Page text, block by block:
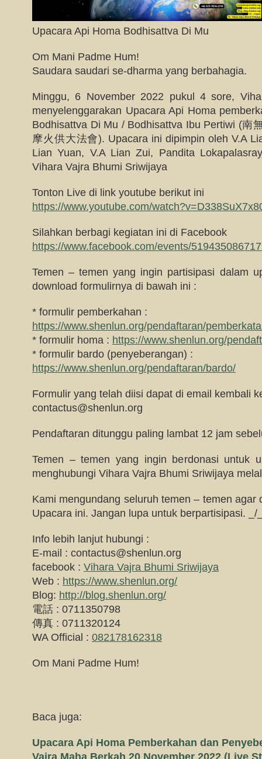
Upacara Api Homa Bodhisattva Di Mu
Om Mani Padme Hum!
Saudara saudari se-dharma yang berbahagia.
Minggu, 6 November 2022 pukul 4 sore,
menyelenggarakan Upacara Api Homa
Bodhisattva Di Mu / Bodhisattva Ibu Pertiwi (南
摩火供大法會). Upacara ini dipimpin oleh V.A
Lian Yuan, V.A Lian Zui, Pandita
Vihara Vajra Bhumi Sriwijaya
Tonton Live di link youtube berikut ini
https://www.youtube.com/
Silahkan berbagi kegiatan ini di Facebook
https://www.facebook.com/events/
Temen – temen yang ingin partisipasi dalam
download formulirnya di bawah ini :
* formulir pemberkahan :
https://www.shenlun.org/pendaftaran/
* formulir homa : https://www.shenlun.org/
* formulir bardo (penyeberangan) :
https://www.shenlun.org/pendaftaran/bardo/
Formulir yang telah diisi dapat di email kembali
contactus@shenlun.org
Pendaftaran ditunggu paling lambat 12 jam
Temen – temen yang ingin berdonasi untuk
menghubungi Vihara Vajra Bhumi Sriwijaya
Kami mengundang seluruh temen – temen agar
Upacara ini. Jangan lupa untuk berpartisipasi. _/
Info lebih lanjut hubungi :
E-mail : contactus@shenlun.org
facebook : Vihara Vajra Bhumi Sriwijaya
Web : https://www.shenlun.org/
Blog: http://blog.shenlun.org/
電話 : 0711350798
傳真 : 0711320124
WA Official : 082178162318
Om Mani Padme Hum!
Baca juga:
Upacara Api Homa Pemberkahan dan
Vajra Maha Berkah 20 November 2022 (Live